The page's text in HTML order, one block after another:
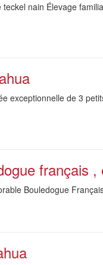
teckel nain Élevage
exceptionnelle de 3
français ,
Bouledogue